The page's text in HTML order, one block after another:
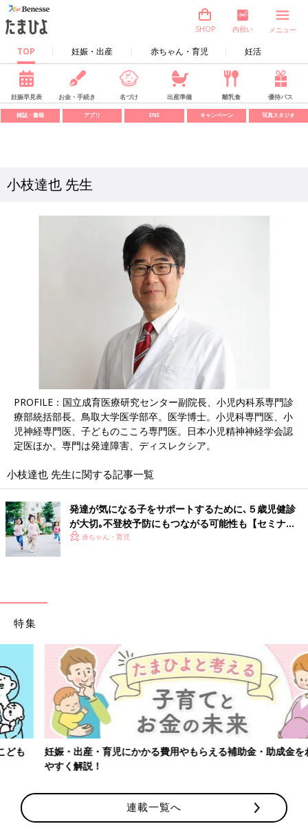
TOP 妊娠・出産 赤ちゃん・育児 妊活
SHOP 内祝い メニュー
妊娠早見表 お金・手続き 名づけ 出産準備 離乳食 優待パス
雑誌・書籍 アプリ SNS キャンペーン 写真スタジオ
小枝達也 先生
PROFILE：国立成育医療研究センター副院長、小児内科系専門診
療部統括部長。鳥取大学医学部卒。医学博士。小児科専門医、小
児神経専門医、子どものこころ専門医。日本小児精神神経学会認
定医ほか。専門は発達障害、ディスレクシア。
小枝達也 先生に関する記事一覧
発達が気になる子をサポートするために､５歳児健診
が大切｡不登校予防にもつながる可能性も【セミナー
リポート】
赤ちゃん・育児
特集
妊娠・出産・育児にかかる費用やもらえる補助金・助成金をわかり
やすく解説！
連載一覧へ